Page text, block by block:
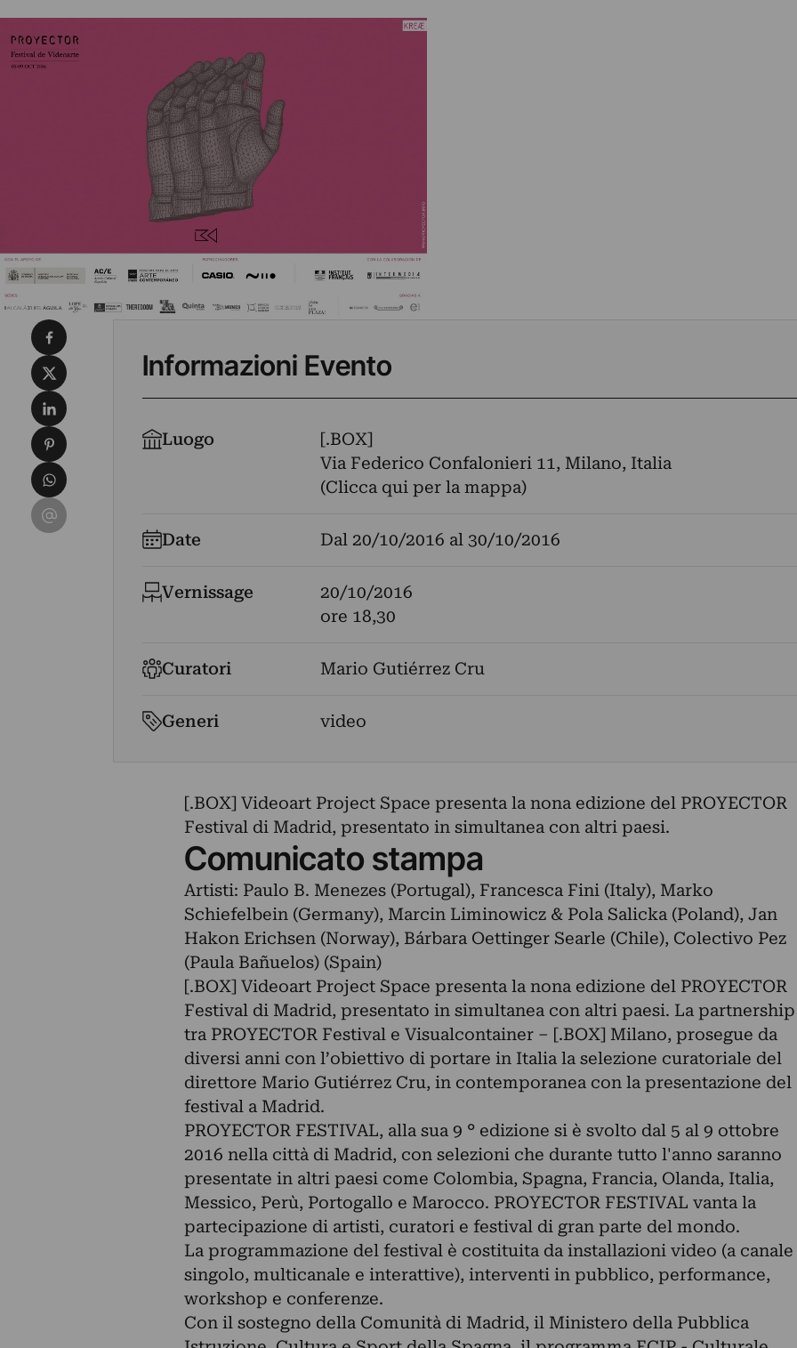
Informazioni Evento
Luogo
[.BOX]
Via Federico Confalonieri 11, Milano, Italia
(Clicca qui per la mappa)
Date Dal 20/10/2016 al 30/10/2016
Vernissage
20/10/2016
ore 18,30
Curatori Mario Gutiérrez Cru
Generi video
[.BOX] Videoart Project Space presenta la nona edizione del PROYECTOR
Festival di Madrid, presentato in simultanea con altri paesi.
Comunicato stampa
Artisti: Paulo B. Menezes (Portugal), Francesca Fini (Italy), Marko
Schiefelbein (Germany), Marcin Liminowicz & Pola Salicka (Poland), Jan
Hakon Erichsen (Norway), Bárbara Oettinger Searle (Chile), Colectivo Pez
(Paula Bañuelos) (Spain)
[.BOX] Videoart Project Space presenta la nona edizione del PROYECTOR
Festival di Madrid, presentato in simultanea con altri paesi. La partnership
tra PROYECTOR Festival e Visualcontainer – [.BOX] Milano, prosegue da
diversi anni con l’obiettivo di portare in Italia la selezione curatoriale del
direttore Mario Gutiérrez Cru, in contemporanea con la presentazione del
festival a Madrid.
PROYECTOR FESTIVAL, alla sua 9 ° edizione si è svolto dal 5 al 9 ottobre
2016 nella città di Madrid, con selezioni che durante tutto l'anno saranno
presentate in altri paesi come Colombia, Spagna, Francia, Olanda, Italia,
Messico, Perù, Portogallo e Marocco. PROYECTOR FESTIVAL vanta la
partecipazione di artisti, curatori e festival di gran parte del mondo.
La programmazione del festival è costituita da installazioni video (a canale
singolo, multicanale e interattive), interventi in pubblico, performance,
workshop e conferenze.
Con il sostegno della Comunità di Madrid, il Ministero della Pubblica
Condividi su Facebook
Condividi su X
Condividi su LinkedIn
Condividi su Pinterest
Condividi su WhatsApp
Condividi su Email